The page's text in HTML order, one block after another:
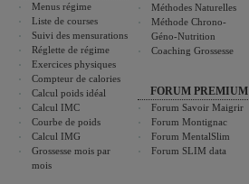
Menus régime
Liste de courses
Suivi des mensurations
Réglette de régime
Exercices physiques
Compteur de calories
Calcul poids idéal
Calcul IMC
Courbe de poids
Calcul IMG
Grossesse mois par
mois
Méthodes Naturelles
Méthode Chrono-
Géno-Nutrition
Coaching Grossesse
FORUM PREMIUM
Forum Savoir Maigrir
Forum Montignac
Forum MentalSlim
Forum SLIM data